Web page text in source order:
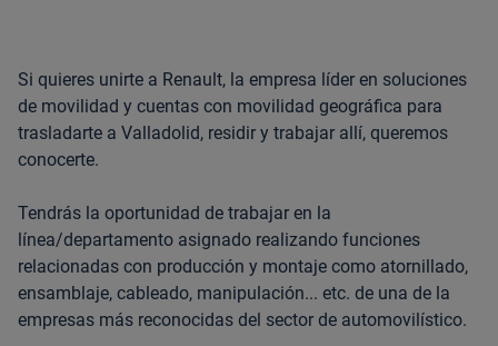
Si quieres unirte a Renault, la empresa líder en soluciones
de movilidad y cuentas con movilidad geográfica para
trasladarte a Valladolid, residir y trabajar allí, queremos
conocerte.
Tendrás la oportunidad de trabajar en la
línea/departamento asignado realizando funciones
relacionadas con producción y montaje como atornillado,
ensamblaje, cableado, manipulación... etc. de una de la
empresas más reconocidas del sector de automovilístico.